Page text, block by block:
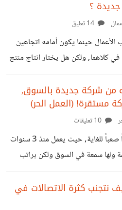
هو أنسب تصرف قد تفعله أو قد ترفض
؟
حينما يكون أمامه اتجاهين
كلاهما, ولكن هل يختار انتاج منتج
كثير من الشركات تنتجه مثلاً
فارغ بسلعة غير متعارف عليها
ولكن المنافسة فيها ضعيفة جداً
الشبيه بعلب البيبسي) التي
مصر ؟! لو أنت صاحب شركة يمكنه
فماذا ستختار وما مبرراتك ؟
من شركة جديدة بالسوق,
مستقرة! (العمل الحر)
أحد الأصدقاء واجه قراراً صعباً للغاية, حيث يعمل منذ 3 سنوات
سمعة في السوق ولكن براتب
وعرضت عليه أحد الشركات
منذ مدة قريبة عرضاً براتب أعلى
نتجنب كثرة الاتصالات في